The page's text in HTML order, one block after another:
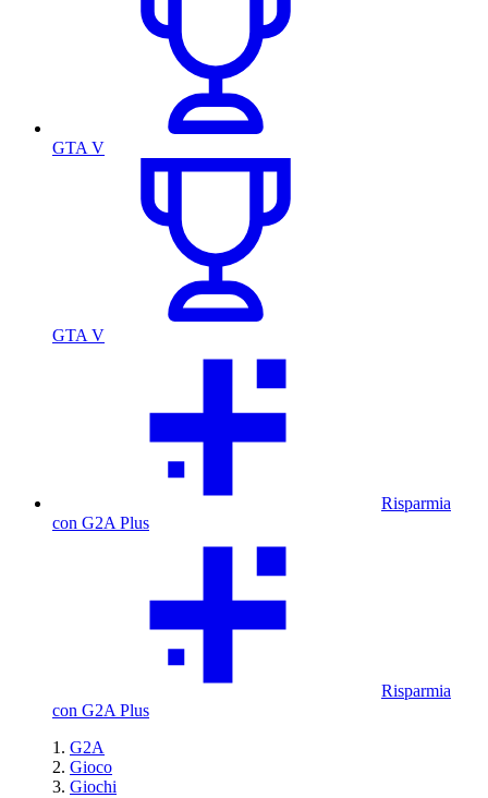
GTA V
GTA V
Risparmia
con G2A Plus
Risparmia
con G2A Plus
G2A
Gioco
Giochi